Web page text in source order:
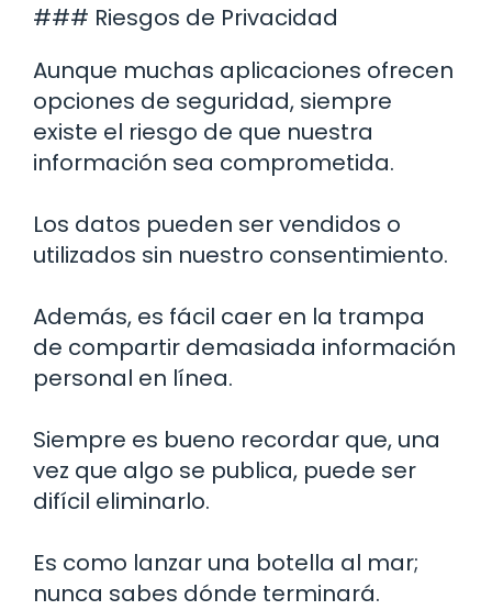
### Riesgos de Privacidad
Aunque muchas aplicaciones ofrecen
opciones de seguridad, siempre
existe el riesgo de que nuestra
información sea comprometida.
Los datos pueden ser vendidos o
utilizados sin nuestro consentimiento.
Además, es fácil caer en la trampa
de compartir demasiada información
personal en línea.
Siempre es bueno recordar que, una
vez que algo se publica, puede ser
difícil eliminarlo.
Es como lanzar una botella al mar;
nunca sabes dónde terminará.